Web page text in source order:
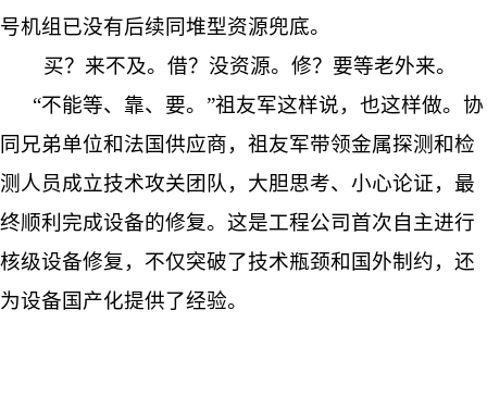
号机组已没有后续同堆型资源兜底。
买？来不及。借？没资源。修？要等老外来。
“不能等、靠、要。”祖友军这样说，也这样做。协
同兄弟单位和法国供应商，祖友军带领金属探测和检
测人员成立技术攻关团队，大胆思考、小心论证，最
终顺利完成设备的修复。这是工程公司首次自主进行
核级设备修复，不仅突破了技术瓶颈和国外制约，还
为设备国产化提供了经验。